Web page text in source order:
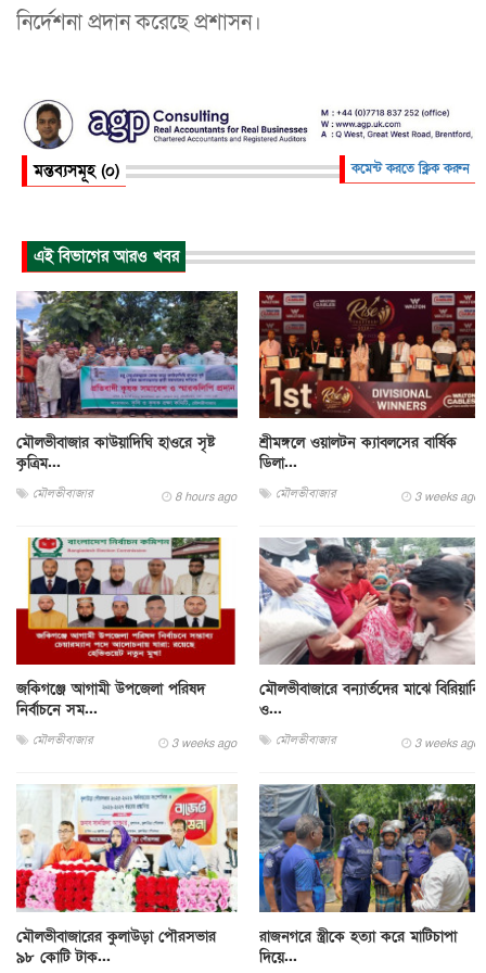
নির্দেশনা প্রদান করেছে প্রশাসন।
মন্তব্যসমূহ (০) কমেন্ট করতে ক্লিক করুন
এই বিভাগের আরও খবর
মৌলভীবাজার কাউয়াদিঘি হাওরে সৃষ্ট
কৃত্রিম...
মৌলভীবাজার 8 hours ago
শ্রীমঙ্গলে ওয়ালটন ক্যাবলসের বার্ষিক
ডিলা...
মৌলভীবাজার 3 weeks ago
জকিগঞ্জে আগামী উপজেলা পরিষদ
নির্বাচনে সম...
মৌলভীবাজার 3 weeks ago
মৌলভীবাজারে বন্যার্তদের মাঝে বিরিয়ানি
ও...
মৌলভীবাজার 3 weeks ago
মৌলভীবাজারের কুলাউড়া পৌরসভার
৯৮ কোটি টাক...
রাজনগরে স্ত্রীকে হত্যা করে মাটিচাপা
দিয়ে...